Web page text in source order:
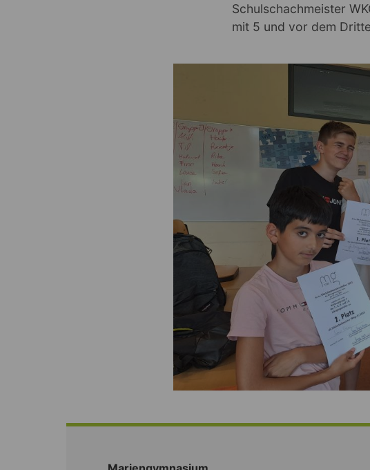
Schulschachmeister
mit 5 und vor dem